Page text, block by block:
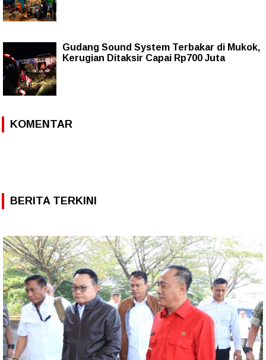
Gudang Sound System Terbakar di Mukok,
Kerugian Ditaksir Capai Rp700 Juta
KOMENTAR
BERITA TERKINI